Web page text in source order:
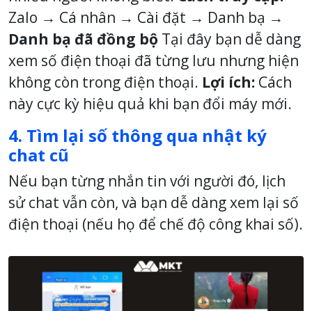
Zalo → Cá nhân → Cài đặt → Danh bạ →
Danh bạ đã đồng bộ Tại đây bạn dễ dàng
xem số điện thoại đã từng lưu nhưng hiện
không còn trong điện thoại. Lợi ích: Cách
này cực kỳ hiệu quả khi bạn đổi máy mới.
4. Tìm lại số thông qua nhật ký
chat cũ
Nếu bạn từng nhắn tin với người đó, lịch
sử chat vẫn còn, và bạn dễ dàng xem lại số
điện thoại (nếu họ để chế độ công khai số).